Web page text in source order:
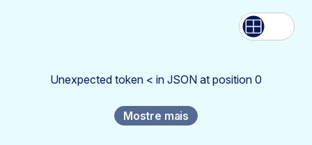
Lista Rede
Unexpected token < in JSON at position 0
Mostre mais